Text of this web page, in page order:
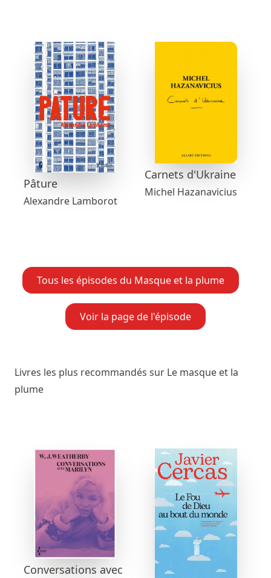
Pâture
Alexandre Lamborot
Carnets d'Ukraine
Michel Hazanavicius
Tous les épisodes du Masque et la plume
Voir la page de l'épisode
Livres les plus recommandés sur Le masque et la
plume
Conversations avec